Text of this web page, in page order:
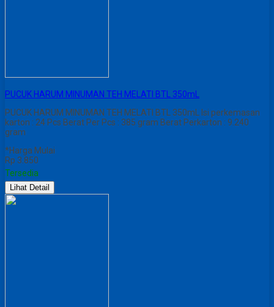
PUCUK HARUM MINUMAN TEH MELATI BTL 350mL
PUCUK HARUM MINUMAN TEH MELATI BTL 350mL Isi perkemasan
karton : 24 Pcs Berat Per Pcs : 385 gram Berat Perkarton : 9.240
gram
*Harga Mulai
Rp 3.850
Tersedia
Lihat Detail